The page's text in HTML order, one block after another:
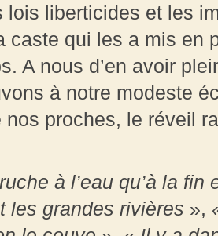
lois liberticides et les
caste qui les a mis en
A nous d’en avoir
à notre modeste
nos proches, le réveil
à l’eau qu’à la fin
les grandes rivières »,